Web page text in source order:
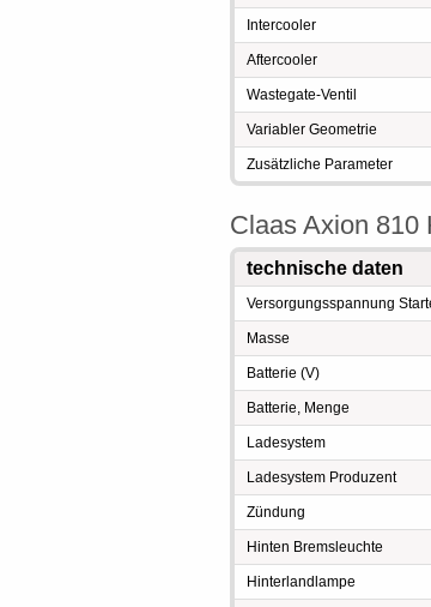
Intercooler
Aftercooler
Wastegate-Ventil
Variabler Geometrie
Zusätzliche Parameter
Claas Axion 810
technische daten
Versorgungsspannung
Masse
Batterie (V)
Batterie, Menge
Ladesystem
Ladesystem Produzent
Zündung
Hinten Bremsleuchte
Hinterlandlampe